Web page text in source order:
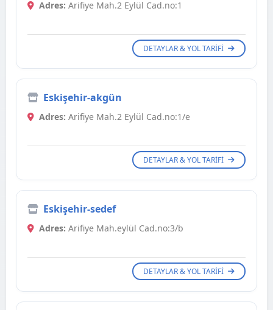
Adres: Arifiye Mah.2 Eylül Cad.no:1
DETAYLAR & YOL TARIFI
Eskişehir-akgün
Adres: Arifiye Mah.2 Eylül Cad.no:1/e
DETAYLAR & YOL TARIFI
Eskişehir-sedef
Adres: Arifiye Mah.eylül Cad.no:3/b
DETAYLAR & YOL TARIFI